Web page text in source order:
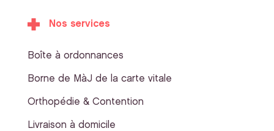
Nos services
Boîte à ordonnances
Borne de MàJ de la carte vitale
Orthopédie & Contention
Livraison à domicile